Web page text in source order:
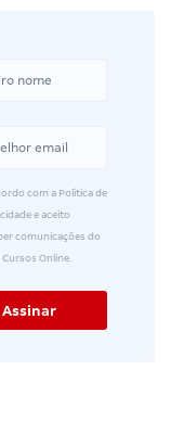
com a Política de
e aceito
comunicações do
Cursos Online.